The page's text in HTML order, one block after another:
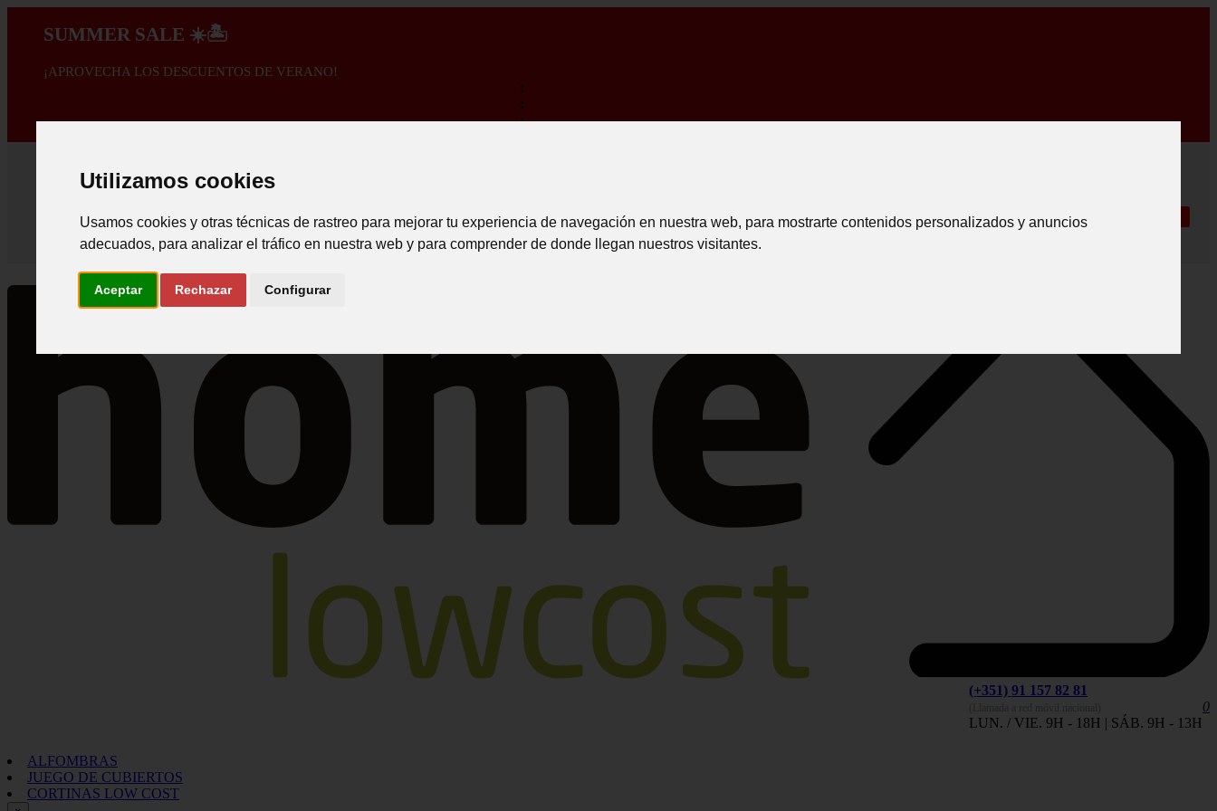
Utilizamos cookies
Usamos cookies y otras técnicas de rastreo para mejorar tu experiencia de navegación en nuestra web, para mostrarte contenidos personalizados y anuncios
adecuados, para analizar el tráfico en nuestra web y para comprender de donde llegan nuestros visitantes.
Aceptar Rechazar Configurar
SUMMER SALE ☀️🏝️
¡APROVECHA LOS DESCUENTOS DE VERANO!
:
:
:
Síganos
Português
(+351) 91 157 82 81
LUN. / VIE. 9H - 18H | SÁB. 9H - 13H
0
ALFOMBRAS
JUEGO DE CUBIERTOS
CORTINAS LOW COST